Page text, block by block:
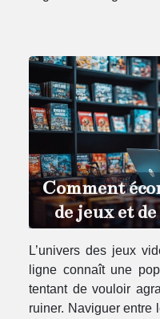
Comment
de jeux et
L’univers des jeux
ligne connaît une
tentant de vouloir
ruiner. Naviguer entre